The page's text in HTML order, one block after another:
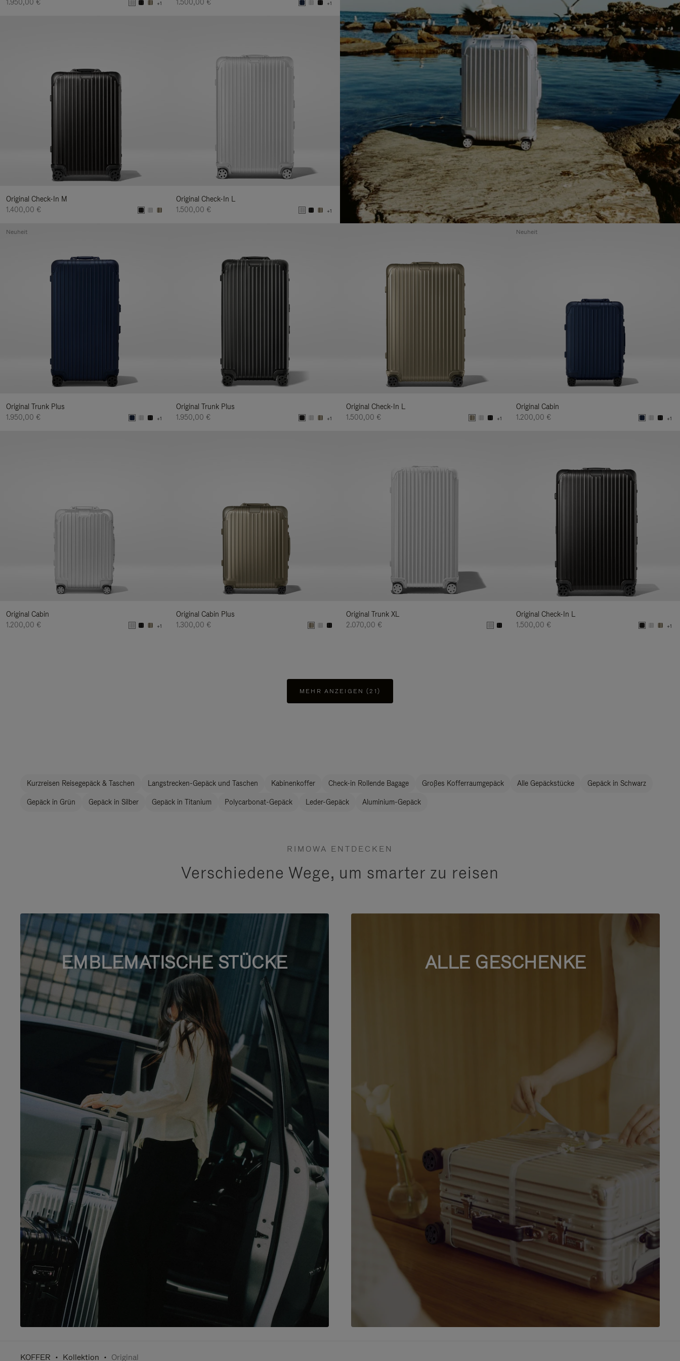
1.950,00 €
+1
1.500,00 €
+1
Original Check-In M
1.400,00 €
Original Check-In L
1.500,00 €
+1
Original Trunk Plus
1.950,00 €
+1
Neuheit
Original Trunk Plus
1.950,00 €
+1
Original Check-In L
1.500,00 €
+1
Original Cabin
1.200,00 €
+1
Neuheit
Original Cabin
1.200,00 €
+1
Original Cabin Plus
1.300,00 €
Original Trunk XL
2.070,00 €
Original Check-In L
1.500,00 €
+1
MEHR ANZEIGEN (21)
Kurzreisen Reisegepäck & Taschen Langstrecken-Gepäck und Taschen Kabinenkoffer Check-in Rollende Bagage Großes Kofferraumgepäck Alle Gepäckstücke Gepäck in Schwarz
Gepäck in Grün Gepäck in Silber Gepäck in Titanium Polycarbonat-Gepäck Leder-Gepäck Aluminium-Gepäck
RIMOWA ENTDECKEN
Verschiedene Wege, um smarter zu reisen
EMBLEMATISCHE STÜCKE ALLE GESCHENKE
KOFFER Kollektion Original